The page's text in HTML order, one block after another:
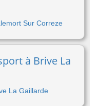
Sur Correze
à Brive La
La Gaillarde